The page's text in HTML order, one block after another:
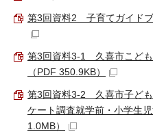
第3回資料2 子育てガイドブ
第3回資料3-1 久喜市こど
（PDF 350.9KB）
第3回資料3-2 久喜市子ど
ケート調査就学前・小学生
1.0MB）